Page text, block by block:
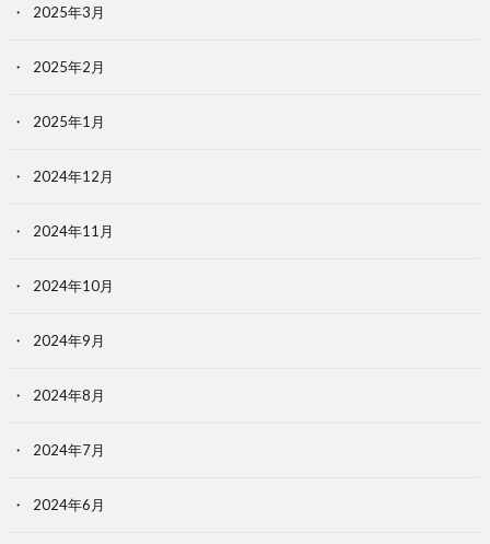
2025年3月
2025年2月
2025年1月
2024年12月
2024年11月
2024年10月
2024年9月
2024年8月
2024年7月
2024年6月